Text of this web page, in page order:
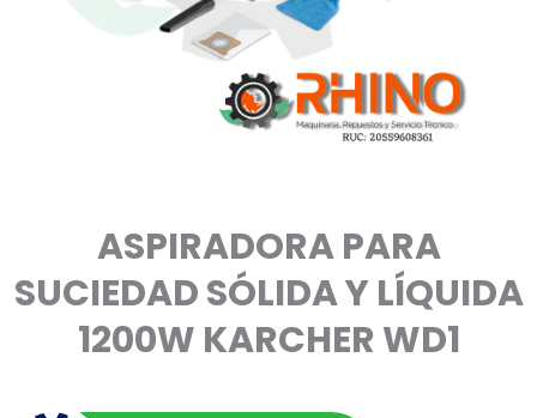
ASPIRADORA PARA
SUCIEDAD SÓLIDA Y LÍQUIDA
1200W KARCHER WD1